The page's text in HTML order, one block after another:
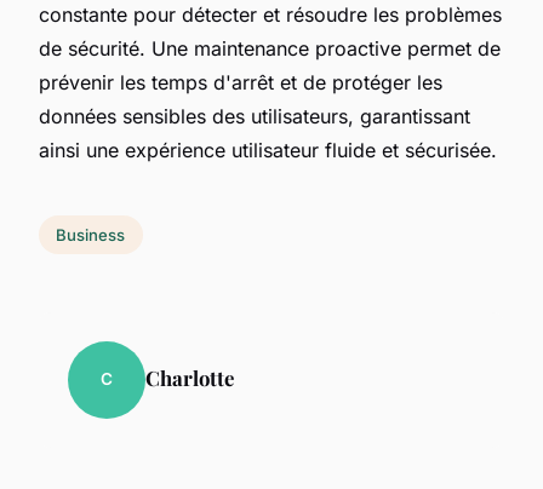
constante pour détecter et résoudre les problèmes
de sécurité. Une maintenance proactive permet de
prévenir les temps d'arrêt et de protéger les
données sensibles des utilisateurs, garantissant
ainsi une expérience utilisateur fluide et sécurisée.
Business
C Charlotte